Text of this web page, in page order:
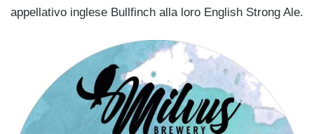
appellativo inglese Bullfinch alla loro English Strong Ale.